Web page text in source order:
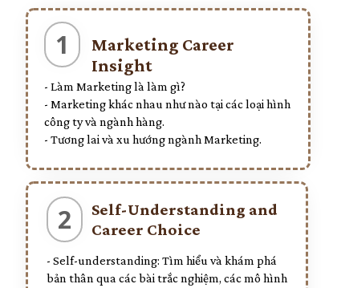
Marketing Career
Insight
- Làm Marketing là làm gì?
- Marketing khác nhau như nào tại các loại hình
công ty và ngành hàng.
- Tương lai và xu hướng ngành Marketing.
1
Self-Understanding and
Career Choice
- Self-understanding: Tìm hiểu và khám phá
bản thân qua các bài trắc nghiệm, các mô hình
2